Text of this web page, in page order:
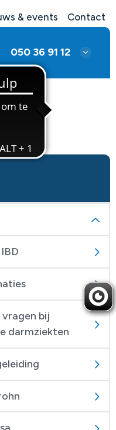
& events Contact
050 36 91 12
bij
darmziekten